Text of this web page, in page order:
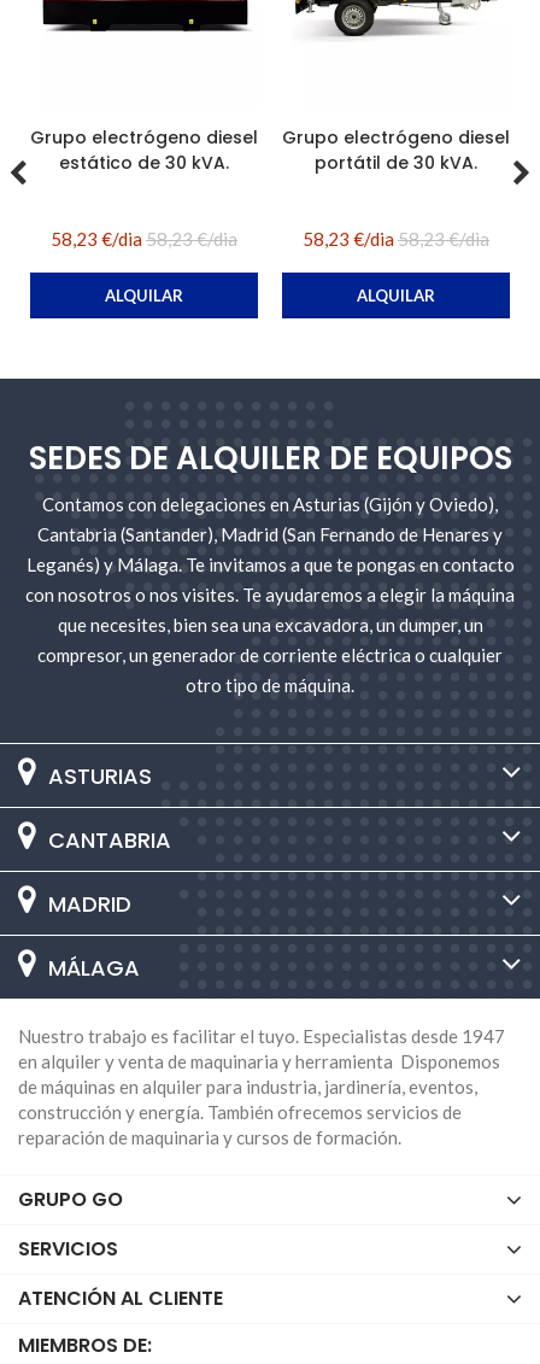
Grupo electrógeno diesel
estático de 30 kVA.
58,23 €/dia58,23 €/dia
ALQUILAR
Grupo electrógeno diesel
portátil de 30 kVA.
58,23 €/dia58,23 €/dia
ALQUILAR
SEDES DE ALQUILER DE EQUIPOS
Contamos con delegaciones en Asturias (Gijón y Oviedo),
Cantabria (Santander), Madrid (San Fernando de Henares y
Leganés) y Málaga. Te invitamos a que te pongas en contacto
con nosotros o nos visites. Te ayudaremos a elegir la máquina
que necesites, bien sea una excavadora, un dumper, un
compresor, un generador de corriente eléctrica o cualquier
otro tipo de máquina.
ASTURIAS
CANTABRIA
MADRID
MÁLAGA
Nuestro trabajo es facilitar el tuyo. Especialistas desde 1947
en alquiler y venta de maquinaria y herramienta Disponemos
de máquinas en alquiler para industria, jardinería, eventos,
construcción y energía. También ofrecemos servicios de
reparación de maquinaria y cursos de formación.
GRUPO GO
SERVICIOS
ATENCIÓN AL CLIENTE
MIEMBROS DE: